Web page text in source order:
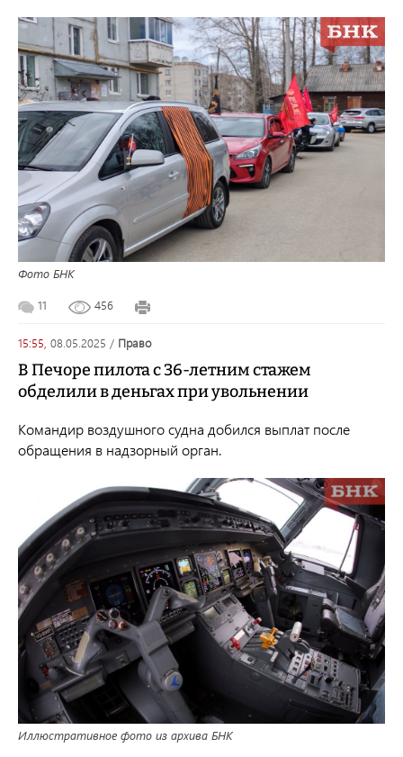
Фото БНК
11 456
15:55, 08.05.2025 / право
В Печоре пилота с 36-летним стажем
обделили в деньгах при увольнении
Командир воздушного судна добился выплат после
обращения в надзорный орган.
Иллюстративное фото из архива БНК